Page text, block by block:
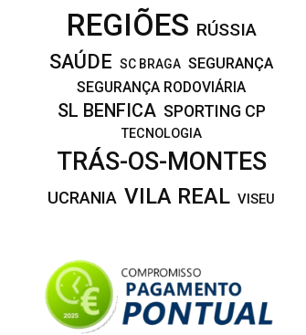
REGIÕES RÚSSIA
SAÚDE SC BRAGA SEGURANÇA
SEGURANÇA RODOVIÁRIA
SL BENFICA SPORTING CP
TECNOLOGIA
TRÁS-OS-MONTES
UCRANIA VILA REAL VISEU